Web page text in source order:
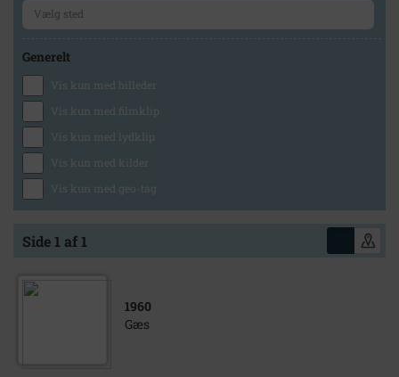
Generelt
Vis kun med billeder
Vis kun med filmklip
Vis kun med lydklip
Vis kun med kilder
Vis kun med geo-tag
Side 1 af 1
1960
Gæs